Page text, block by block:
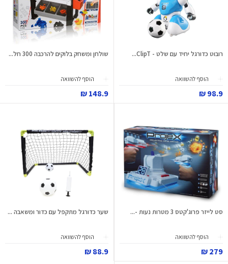
רובוט כדורגל יחיד עם שלט - ClipT...
הוסף להשוואה
98.9 ₪
שולחן ומשחק בלוקים להרכבה 300 חל...
הוסף להשוואה
148.9 ₪
סט לייזר פרוג'קטס 3 מטרות נעות -...
הוסף להשוואה
279 ₪
שער כדורגל מתקפל עם כדור ומשאבה ...
הוסף להשוואה
88.9 ₪